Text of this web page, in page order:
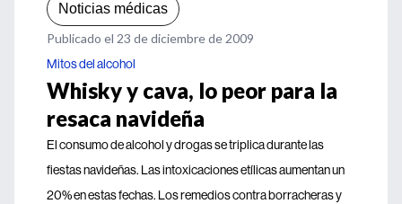
Noticias médicas
Publicado el 23 de diciembre de 2009
Mitos del alcohol
Whisky y cava, lo peor para la
resaca navideña
El consumo de alcohol y drogas se triplica durante las
fiestas navideñas. Las intoxicaciones etílicas aumentan un
20% en estas fechas. Los remedios contra borracheras y